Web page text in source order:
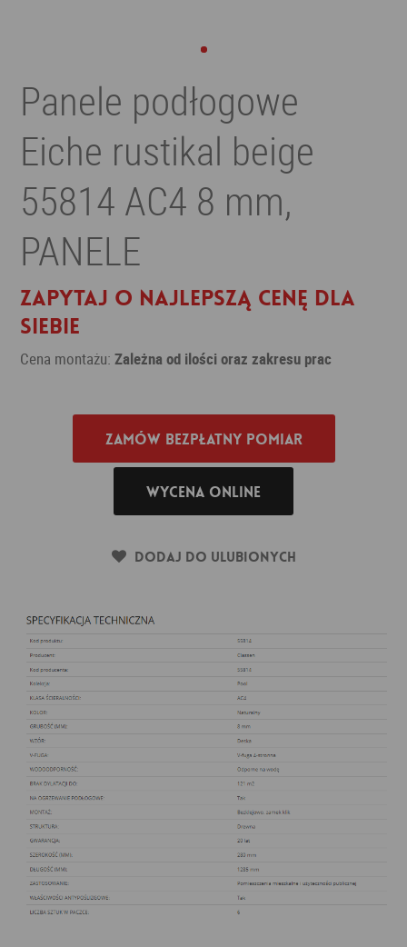
Panele podłogowe
Eiche rustikal beige
55814 AC4 8 mm,
PANELE
Zapytaj o najlepszą cenę dla
siebie
Cena montażu:Zależna od ilości oraz zakresu prac
Zamów bezpłatny pomiar
Wycena online
Dodaj do ulubionych